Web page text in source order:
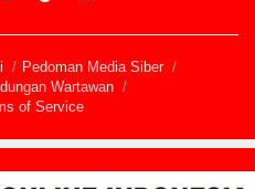
Pedoman Media Siber
Wartawan
of Service